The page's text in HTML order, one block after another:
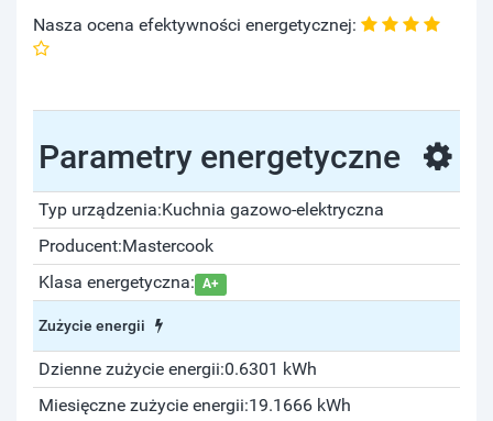
Nasza ocena efektywności energetycznej:
Parametry energetyczne
Typ urządzenia:Kuchnia gazowo-elektryczna
Producent:Mastercook
Klasa energetyczna: A+
Zużycie energii
Dzienne zużycie energii:0.6301 kWh
Miesięczne zużycie energii:19.1666 kWh